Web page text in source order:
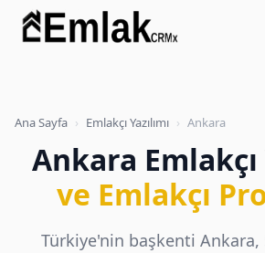
Ana Sayfa › Emlakçı Yazılımı › Ankara
Ankara Emlakçı
ve Emlakçı
Türkiye'nin başkenti